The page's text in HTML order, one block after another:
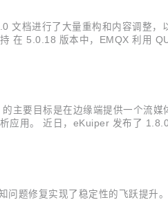
文档进行了大量重构和内容调整，
在 5.0.18 版本中，EMQX 利用
主要目标是在边缘端提供一个流媒
应用。 近日，eKuiper 发布了
题修复实现了稳定性的飞跃提升